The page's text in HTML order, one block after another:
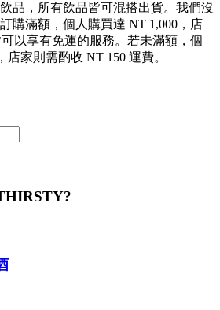
品，所有飲品皆可混搭出貨。我們沒
購滿額，個人購買達 NT 1,000，店
以享有免運的服務。若未滿額，個
店家則需酌收 NT 150 運費。